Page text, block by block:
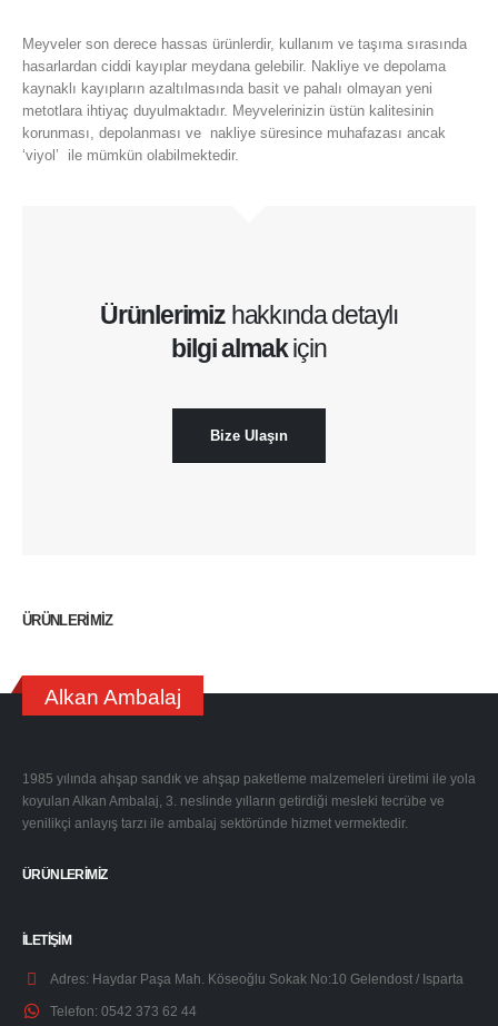
Meyveler son derece hassas ürünlerdir, kullanım ve taşıma sırasında
hasarlardan ciddi kayıplar meydana gelebilir. Nakliye ve depolama
kaynaklı kayıpların azaltılmasında basit ve pahalı olmayan yeni
metotlara ihtiyaç duyulmaktadır. Meyvelerinizin üstün kalitesinin
korunması, depolanması ve nakliye süresince muhafazası ancak
‘viyol’ ile mümkün olabilmektedir.
Ürünlerimiz hakkında detaylı
bilgi almakiçin
Bize Ulaşın
ÜRÜNLERİMİZ
Alkan Ambalaj
1985 yılında ahşap sandık ve ahşap paketleme malzemeleri üretimi ile yola
koyulan Alkan Ambalaj, 3. neslinde yılların getirdiği mesleki tecrübe ve
yenilikçi anlayış tarzı ile ambalaj sektöründe hizmet vermektedir.
ÜRÜNLERİMİZ
İLETİŞİM
Adres: Haydar Paşa Mah. Köseoğlu Sokak No:10 Gelendost / Isparta
Telefon: 0542 373 62 44